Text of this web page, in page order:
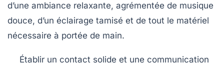
d’une ambiance relaxante, agrémentée de musique
douce, d’un éclairage tamisé et de tout le matériel
nécessaire à portée de main.
Établir un contact solide et une communication